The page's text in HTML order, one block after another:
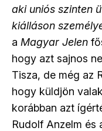
aki uniós szinten
kiálláson
a Magyar Jelen
hogy azt sajnos
Tisza, de még az
hogy küldjön
korábban azt
Rudolf Anzelm és